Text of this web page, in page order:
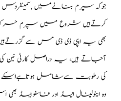
جوکہ سپرم بنانےمیں ,سمینفروس
کرتےہیں شروع میں سپرم حرکت
بھی یہ ایپی ڈی ڈی مس سے
آجاتے ہیں، یہ دراصل کارٹی نین
کی رطوبت سےشامل
وه اینوسیٹال ایسڈ اور